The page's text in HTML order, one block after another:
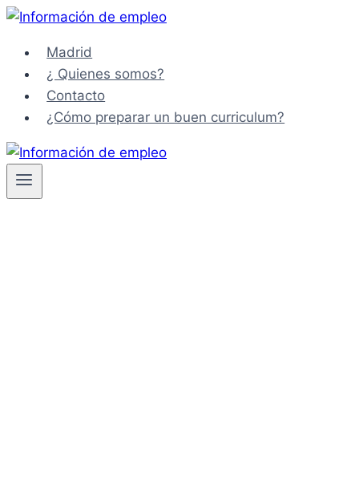
Saltar
contenidoMadrid
¿ Quienes somos?
Contacto
¿Cómo preparar un buen curriculum?